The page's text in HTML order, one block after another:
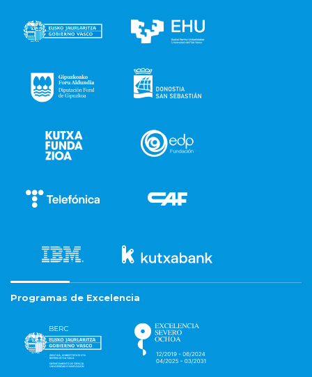
Programas de Excelencia